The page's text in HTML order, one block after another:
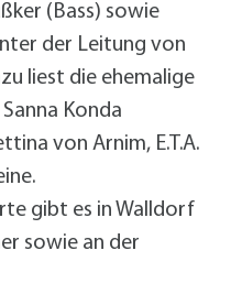
(Bass) sowie
der Leitung von
liest die ehemalige
Konda
von Arnim, E.T.A.
gibt es in Walldorf
sowie an der